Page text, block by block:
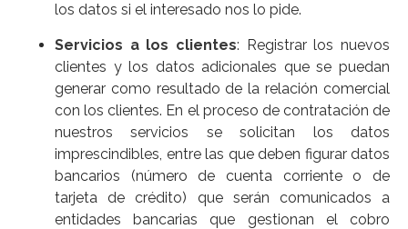
los datos si el interesado nos lo pide.
Servicios a los clientes: Registrar los nuevos
clientes y los datos adicionales que se puedan
generar como resultado de la relación comercial
con los clientes. En el proceso de contratación de
nuestros servicios se solicitan los datos
imprescindibles, entre las que deben figurar datos
bancarios (número de cuenta corriente o de
tarjeta de crédito) que serán comunicados a
entidades bancarias que gestionan el cobro